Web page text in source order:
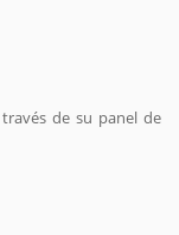
de su panel de